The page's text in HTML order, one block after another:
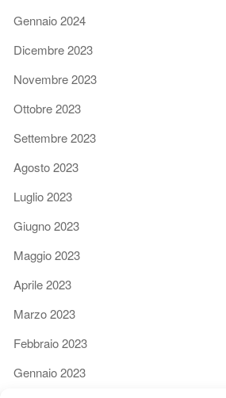
Gennaio 2024
Dicembre 2023
Novembre 2023
Ottobre 2023
Settembre 2023
Agosto 2023
Luglio 2023
Giugno 2023
Maggio 2023
Aprile 2023
Marzo 2023
Febbraio 2023
Gennaio 2023